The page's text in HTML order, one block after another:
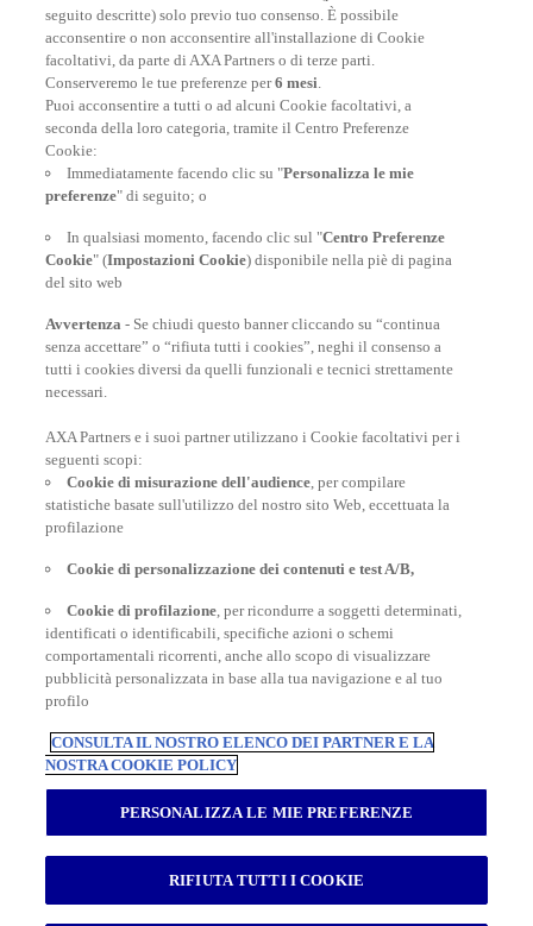
At your side, everyday
POLIZZE VIAGGIO
INFORMAZIONI UTILI
Inter Partner Assistance S.A. Compagnia di Assicurazioni e Riassicurazioni
Tel.06/42118.1 Sede legale Bruxelles – 7, Boulevard du Régent – Capitale
sociale € 180.702.613,00 interamente versato – Gruppo AXA Partners N.
Iscrizione all’Albo Imprese di Assicurazioni e Riassicurazioni I.00014 -
Autorizzazione Ministeriale n. 19662 del 19.10.1993 Registro delle Imprese di
Roma RM – Numero REA 792129 - Part. I.V.A. 04673941003 - Cod. Fisc.
03420940151
seguito descritte) solo previo tuo consenso. È possibile
acconsentire o non acconsentire all'installazione di Cookie
facoltativi, da parte di AXA Partners o di terze parti.
Conserveremo le tue preferenze per6 mesi.
Puoi acconsentire a tutti o ad alcuni Cookie facoltativi, a
seconda della loro categoria, tramite il Centro Preferenze
Cookie:
Immediatamente facendo clic su "Personalizza le mie
preferenze" di seguito; o
In qualsiasi momento, facendo clic sul "Centro Preferenze
Cookie" (Impostazioni Cookie) disponibile nella piè di pagina
del sito web
Avvertenza - Se chiudi questo banner cliccando su “continua
senza accettare” o “rifiuta tutti i cookies”, neghi il consenso a
tutti i cookies diversi da quelli funzionali e tecnici strettamente
necessari.
AXA Partners e i suoi partner utilizzano i Cookie facoltativi per i
seguenti scopi:
Cookie di misurazione dell'audience, per compilare
statistiche basate sull'utilizzo del nostro sito Web, eccettuata la
profilazione
Cookie di personalizzazione dei contenuti e test A/B,
Cookie di profilazione, per ricondurre a soggetti determinati,
identificati o identificabili, specifiche azioni o schemi
comportamentali ricorrenti, anche allo scopo di visualizzare
pubblicità personalizzata in base alla tua navigazione e al tuo
profilo
CONSULTA IL NOSTRO ELENCO DEI PARTNER E LA
NOSTRA COOKIE POLICY
PERSONALIZZA LE MIE PREFERENZE
RIFIUTA TUTTI I COOKIE